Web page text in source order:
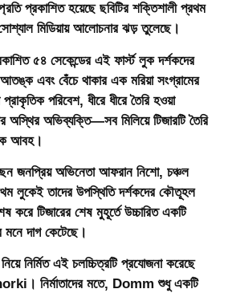
প্রকাশিত হয়েছে ছবিটির শক্তিশালী প্রথম
মিডিয়ায় আলোচনার ঝড় তুলেছে।
৫৪ সেকেন্ডের এই ফার্স্ট লুক দর্শকদের
এবং বেঁচে থাকার এক মরিয়া সংগ্রামের
পরিবেশ, ধীরে ধীরে তৈরি হওয়া
অভিব্যক্তি—সব মিলিয়ে টিজারটি তৈরি
আবহ।
জনপ্রিয় অভিনেতা আফরান নিশো, চঞ্চল
লুকেই তাদের উপস্থিতি দর্শকদের কৌতূহল
করে টিজারের শেষ মুহূর্তে উচ্চারিত একটি
মনে দাগ কেটেছে।
নির্মিত এই চলচ্চিত্রটি প্রযোজনা করেছে
। নির্মাতাদের মতে, Domm শুধু একটি